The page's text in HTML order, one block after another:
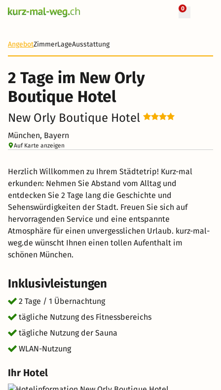
0
AngebotZimmerLageAusstattung
2 Tage im New Orly
Boutique Hotel
New Orly Boutique Hotel
München, Bayern
Auf Karte anzeigen
Herzlich Willkommen zu Ihrem Städtetrip! Kurz-mal
erkunden: Nehmen Sie Abstand vom Alltag und
entdecken Sie 2 Tage lang die Geschichte und
Sehenswürdigkeiten der Stadt. Freuen Sie sich auf
hervorragenden Service und eine entspannte
Atmosphäre für einen unvergesslichen Urlaub. kurz-mal-
weg.de wünscht Ihnen einen tollen Aufenthalt im
schönen München.
Inklusivleistungen
2 Tage / 1 Übernachtung
tägliche Nutzung des Fitnessbereichs
tägliche Nutzung der Sauna
WLAN-Nutzung
Ihr Hotel